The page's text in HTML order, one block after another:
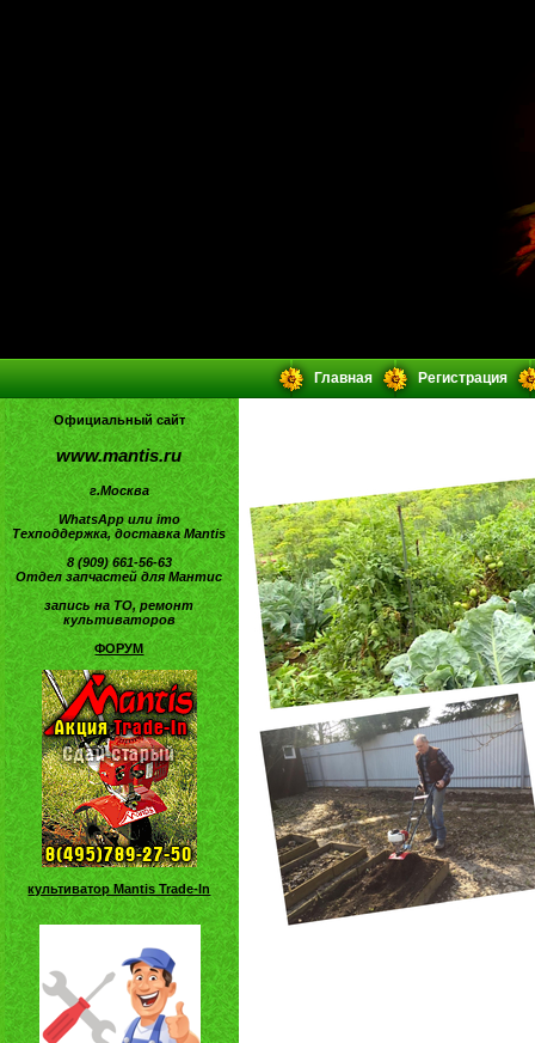
Главная Регистрация
Официальный сайт
www.mantis.ru
г.Москва
WhatsApp или imo
Техподдержка, доставка Mantis
8 (909) 661-56-63
Отдел запчастей для Мантис
запись на ТО, ремонт
культиваторов
ФОРУМ
культиватор Mantis Trade-In